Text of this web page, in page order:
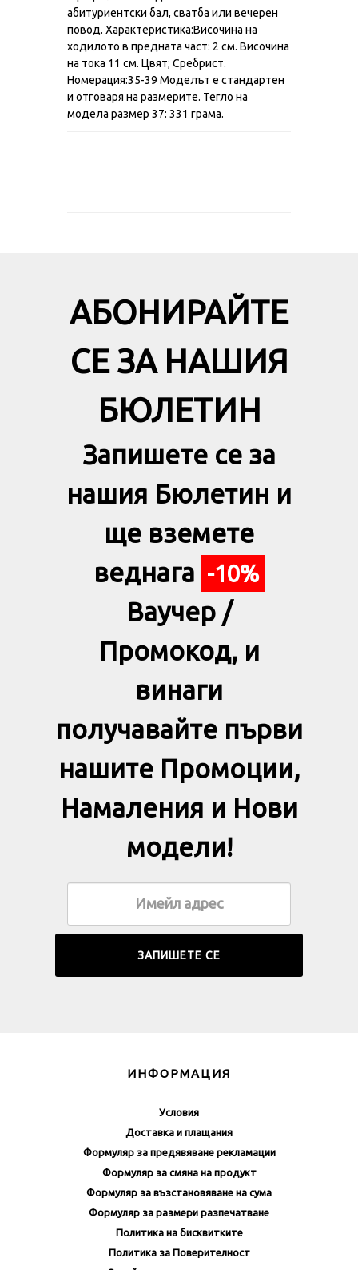
абитуриентски бал, сватба или вечерен
повод. Характеристикa:Височина на
ходилото в предната част: 2 см. Височина
на тока 11 см. Цвят; Сребрист.
Номерация:35-39 Моделът е стандартен
и отговаря на размерите. Тегло на
модела размер 37: 331 грама.
АБОНИРАЙТЕ
СЕ ЗА НАШИЯ
БЮЛЕТИН
Запишете се за
нашия Бюлетин и
ще вземете
веднага -10%
Ваучер /
Промокод, и
винаги
получавайте първи
нашите Промоции,
Намаления и Нови
модели!
ИНФОРМАЦИЯ
Условия
Доставка и плащания
Формуляр за предявяване рекламации
Формуляр за смяна на продукт
Формуляр за възстановяване на сума
Формуляр за размери разпечатване
Политика на бисквитките
Политика за Поверителност